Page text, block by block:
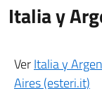
Italia y
VerItalia y
Aires (esteri.it)